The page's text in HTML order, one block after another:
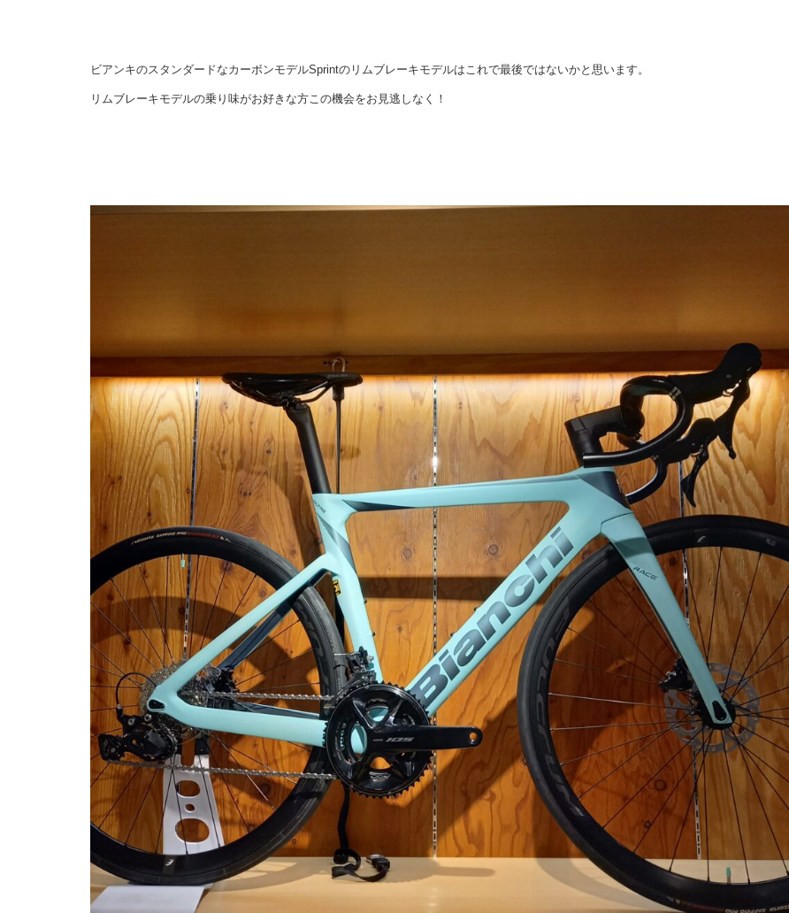
ビアンキのスタンダードなカーボンモデルSprintのリムブレーキモデルはこれで最後ではないかと思います。
リムブレーキモデルの乗り味がお好きな方この機会をお見逃しなく！